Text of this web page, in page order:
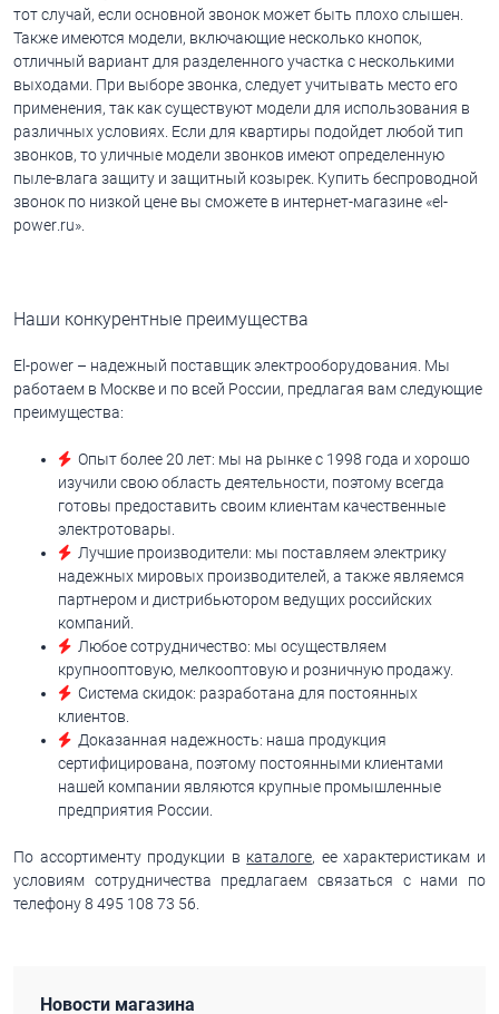
тот случай, если основной звонок может быть плохо слышен.
Также имеются модели, включающие несколько кнопок,
отличный вариант для разделенного участка с несколькими
выходами. При выборе звонка, следует учитывать место его
применения, так как существуют модели для использования в
различных условиях. Если для квартиры подойдет любой тип
звонков, то уличные модели звонков имеют определенную
пыле-влага защиту и защитный козырек. Купить беспроводной
звонок по низкой цене вы сможете в интернет-магазине «el-
power ru».
Наши конкурентные преимущества
El-power – надежный поставщик электрооборудования. Мы
работаем в Москве и по всей России, предлагая вам следующие
преимущества:
Опыт более 20 лет: мы на рынке с 1998 года и хорошо
изучили свою область деятельности, поэтому всегда
готовы предоставить своим клиентам качественные
электротовары.
Лучшие производители: мы поставляем электрику
надежных мировых производителей, а также являемся
партнером и дистрибьютором ведущих российских
компаний.
Любое сотрудничество: мы осуществляем
крупнооптовую, мелкооптовую и розничную продажу.
Система скидок: разработана для постоянных
клиентов.
Доказанная надежность: наша продукция
сертифицирована, поэтому постоянными клиентами
нашей компании являются крупные промышленные
предприятия России.
По ассортименту продукции в каталоге, ее характеристикам и
условиям сотрудничества предлагаем связаться с нами по
телефону 8 495 108 73 56.
Новости магазина